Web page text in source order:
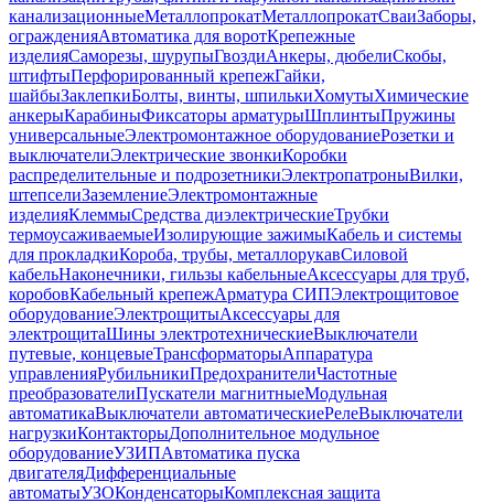
канализационныеМеталлопрокатМеталлопрокатСваиЗаборы,
огражденияАвтоматика для воротКрепежные
изделияСаморезы, шурупыГвоздиАнкеры, дюбелиСкобы,
штифтыПерфорированный крепежГайки,
шайбыЗаклепкиБолты, винты, шпилькиХомутыХимические
анкерыКарабиныФиксаторы арматурыШплинтыПружины
универсальныеЭлектромонтажное оборудованиеРозетки и
выключателиЭлектрические звонкиКоробки
распределительные и подрозетникиЭлектропатроныВилки,
штепселиЗаземлениеЭлектромонтажные
изделияКлеммыСредства диэлектрическиеТрубки
термоусаживаемыеИзолирующие зажимыКабель и системы
для прокладкиКороба, трубы, металлорукавСиловой
кабельНаконечники, гильзы кабельныеАксессуары для труб,
коробовКабельный крепежАрматура СИПЭлектрощитовое
оборудованиеЭлектрощитыАксессуары для
электрощитаШины электротехническиеВыключатели
путевые, концевыеТрансформаторыАппаратура
управленияРубильникиПредохранителиЧастотные
преобразователиПускатели магнитныеМодульная
автоматикаВыключатели автоматическиеРелеВыключатели
нагрузкиКонтакторыДополнительное модульное
оборудованиеУЗИПАвтоматика пуска
двигателяДифференциальные
автоматыУЗОКонденсаторыКомплексная защита